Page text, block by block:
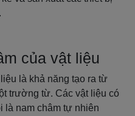
của vật liệu
là khả năng tạo ra từ
trường từ. Các vật liệu có
là nam châm tự nhiên